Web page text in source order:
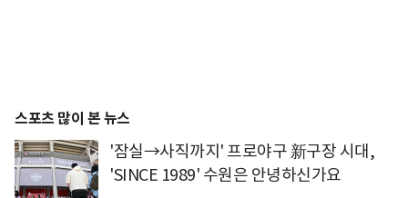
스포츠 많이 본 뉴스
'잠실→사직까지' 프로야구 新구장 시대,
'SINCE 1989' 수원은 안녕하신가요